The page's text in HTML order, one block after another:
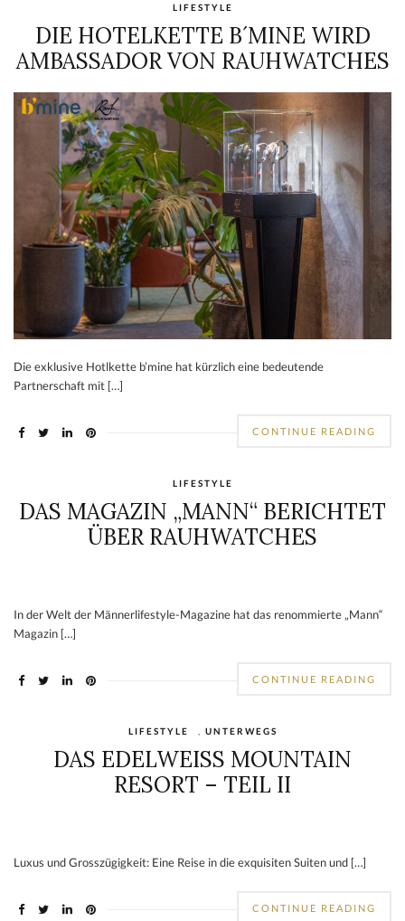
LIFESTYLE
DIE HOTELKETTE B´MINE WIRD
AMBASSADOR VON RAUHWATCHES
Die exklusive Hotlkette b’mine hat kürzlich eine bedeutende
Partnerschaft mit […]
CONTINUE READING
LIFESTYLE
DAS MAGAZIN „MANN“ BERICHTET
ÜBER RAUHWATCHES
In der Welt der Männerlifestyle-Magazine hat das renommierte „Mann“
Magazin […]
CONTINUE READING
LIFESTYLE UNTERWEGS
DAS EDELWEISS MOUNTAIN
RESORT – TEIL II
Luxus und Grosszügigkeit: Eine Reise in die exquisiten Suiten und […]
CONTINUE READING